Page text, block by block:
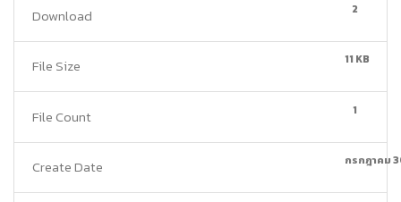
Download 2
File Size 11 KB
File Count 1
Create Date กรกฎาคม